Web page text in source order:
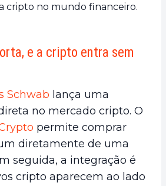
cripto no mundo financeiro.
e a cripto entra sem
Schwab lança uma
no mercado cripto. O
permite comprar
diretamente de uma
seguida, a integração é
cripto aparecem ao lado